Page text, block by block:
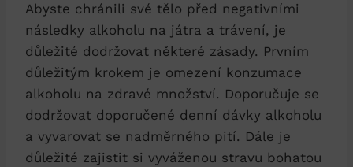
Abyste chránili své tělo před negativními
následky alkoholu na játra a trávení, je
důležité dodržovat některé zásady. Prvním
důležitým krokem je omezení konzumace
alkoholu na zdravé množství. Doporučuje se
dodržovat doporučené denní dávky alkoholu
a vyvarovat se nadměrného pití. Dále je
důležité zajistit si vyváženou stravu bohatou